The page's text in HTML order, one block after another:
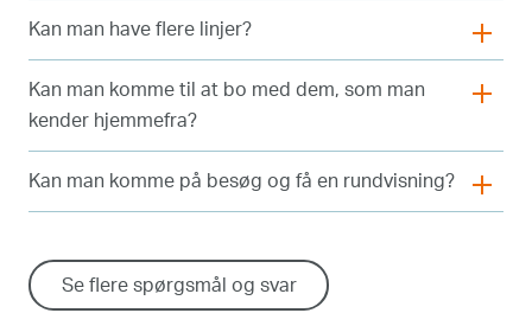
Kan man have flere linjer?
Kan man komme til at bo med dem, som man
kender hjemmefra?
Kan man komme på besøg og få en rundvisning?
Se flere spørgsmål og svar